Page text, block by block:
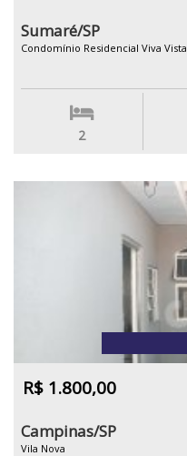
Sumaré/SP
Condomínio Residencial Viva Vista
2
R$ 1.800,00
Campinas/SP
Vila Nova